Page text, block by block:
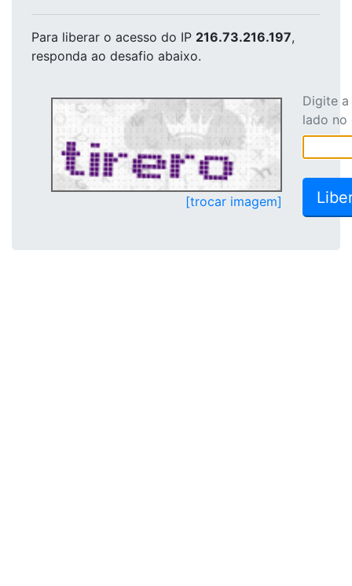
Para liberar o acesso do IP 216.73.216.197,
responda ao desafio abaixo.
[trocar imagem]
Digite
lado no